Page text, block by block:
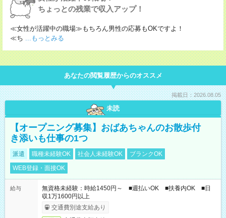
ちょっとの残業で収入アップ！
≪女性が活躍中の職場≫もちろん男性の応募もOKですよ！
≪ち ...もっとみる
あなたの閲覧履歴からのオススメ
掲載日：2026.08.05
未読
【オープニング募集】おばあちゃんのお散歩付
き添いも仕事の1つ
派遣 職種未経験OK 社会人未経験OK
ブランクOK
WEB登録・面接OK
給与
無資格未経験：時給1450円～ ■週払いOK ■扶養内OK ■日
収1万1600円以上
交通費別途支給あり